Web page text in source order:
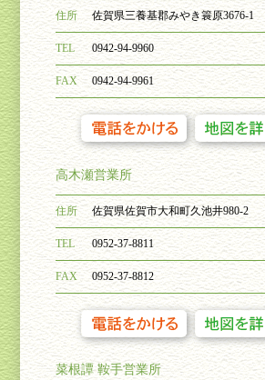
住所 佐賀県三養基郡みやき簑原3676-1
TEL 0942-94-9960
FAX 0942-94-9961
高木瀬営業所
住所 佐賀県佐賀市大和町久池井980-2
TEL 0952-37-8811
FAX 0952-37-8812
菜根譚 鞍手営業所